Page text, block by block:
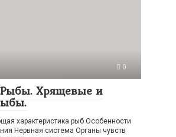
0
Хрящевые и
характеристика рыб Особенности
Нервная система Органы чувств